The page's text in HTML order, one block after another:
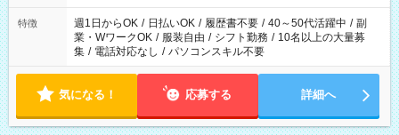
特徴 週1日からOK / 日払いOK / 履歴書不要 / 40～50代活躍中 / 副
業・WワークOK / 服装自由 / シフト勤務 / 10名以上の大量募
集 / 電話対応なし / パソコンスキル不要
気になる！ 応募する 詳細へ